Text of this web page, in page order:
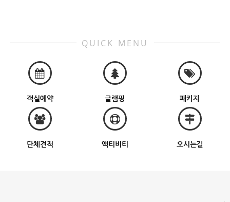
QUICK MENU
객실예약 글램핑 패키지
단체견적 액티비티 오시는길